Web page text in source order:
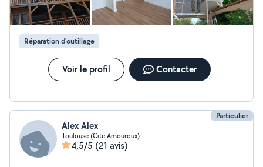
Réparation d’outillage
Voir le profil Contacter
Particulier
Alex Alex
Toulouse (Cite Amouroux)
4,5/5 (21 avis)